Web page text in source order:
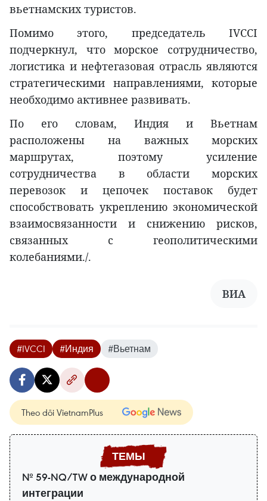
вьетнамских туристов.
Помимо этого, председатель IVCCI
подчеркнул, что морское сотрудничество,
логистика и нефтегазовая отрасль являются
стратегическими направлениями, которые
необходимо активнее развивать.
По его словам, Индия и Вьетнам
расположены на важных морских
маршрутах, поэтому усиление
сотрудничества в области морских
перевозок и цепочек поставок будет
способствовать укреплению экономической
взаимосвязанности и снижению рисков,
связанных с геополитическими
колебаниями./.
ВИA
#IVCCI #Индия #Вьетнам
Theo dõi VietnamPlus
№ 59-NQ/TW о международной
интеграции